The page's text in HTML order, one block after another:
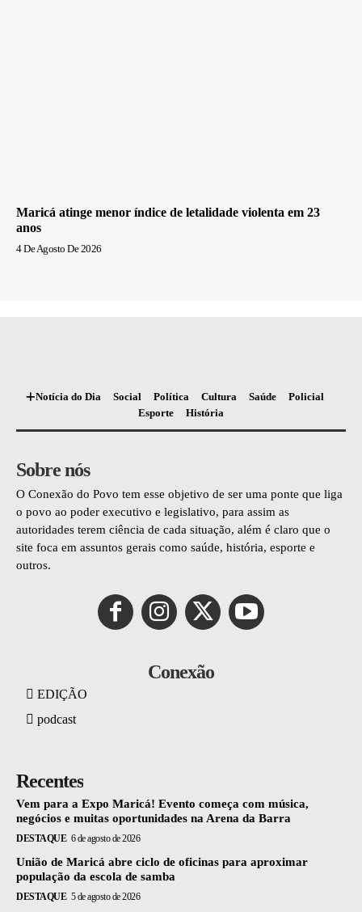
Maricá atinge menor índice de letalidade violenta em 23
anos
4 De Agosto De 2026
Notícia do Dia Social Política Cultura Saúde
Policial
Esporte
História
Sobre nós
O Conexão do Povo tem esse objetivo de ser uma ponte que liga
o povo ao poder executivo e legislativo, para assim as
autoridades terem ciência de cada situação, além é claro que o
site foca em assuntos gerais como saúde, história, esporte e
outros.
Conexão
EDIÇÃO
podcast
Recentes
Vem para a Expo Maricá! Evento começa com música,
negócios e muitas oportunidades na Arena da Barra
DESTAQUE 6 de agosto de 2026
União de Maricá abre ciclo de oficinas para aproximar
população da escola de samba
DESTAQUE 5 de agosto de 2026